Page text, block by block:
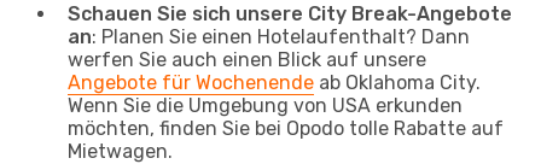
Schauen Sie sich unsere City Break-Angebote
an: Planen Sie einen Hotelaufenthalt? Dann
werfen Sie auch einen Blick auf unsere
Angebote für Wochenende ab Oklahoma City.
Wenn Sie die Umgebung von USA erkunden
möchten, finden Sie bei Opodo tolle Rabatte auf
Mietwagen.